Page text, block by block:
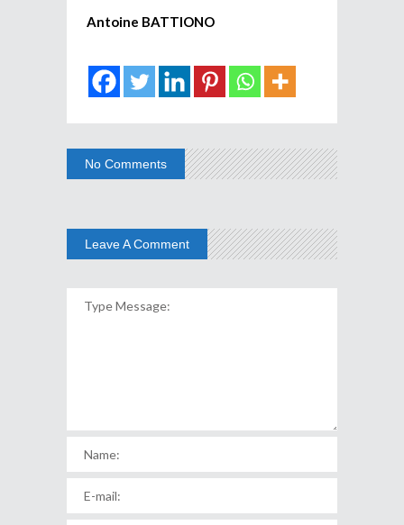
Antoine BATTIONO
No Comments
Leave A Comment